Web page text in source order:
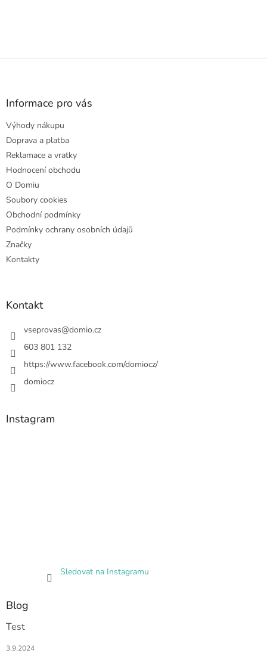
Z
Informace pro vás
Výhody nákupu
Doprava a platba
Reklamace a vratky
Hodnocení obchodu
O Domiu
Soubory cookies
Obchodní podmínky
Podmínky ochrany osobních údajů
Značky
Kontakty
Kontakt
vseprovas@domio.cz
603 801 132
https://www.facebook.com/domiocz/
domiocz
Instagram
Sledovat na Instagramu
Blog
Test
3.9.2024